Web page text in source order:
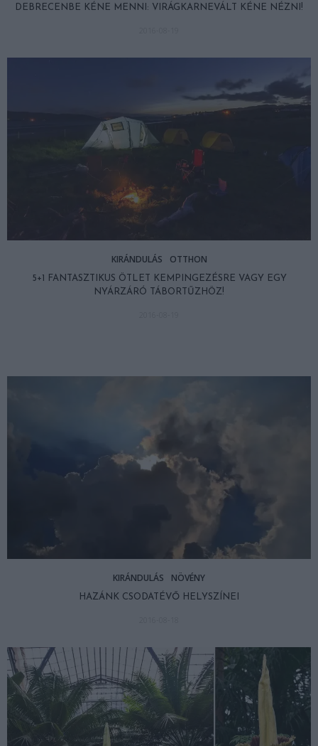
DEBRECENBE KÉNE MENNI: VIRÁGKARNEVÁLT KÉNE NÉZNI!
KIRÁNDULÁS OTTHON
5+1 FANTASZTIKUS ÖTLET KEMPINGEZÉSRE VAGY EGY
NYÁRZÁRÓ TÁBORTŰZHÖZ!
KIRÁNDULÁS NÖVÉNY
HAZÁNK CSODATÉVŐ HELYSZÍNEI